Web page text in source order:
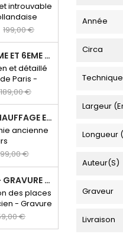
introuvable
Prix
de
base
199,00 €
1919 - 5EME ET 6EME ARRONDISSEMENT DE PARIS
et détaillé
Paris -
Prix
189,00 €
1853 - CHAUFFAGE ET ÉCLAIRAGE (LITHOGRAPHIE)
ancienne
Prix
99,00 €
1800CA - GRAVURE ARCHITECTURE MILITAIRE - ATTAQUE ET DÉFENSE
des places
- Gravure
€
Année
Circa
Technique
Largeur
Longueur
Auteur(s)
Graveur
Livraison